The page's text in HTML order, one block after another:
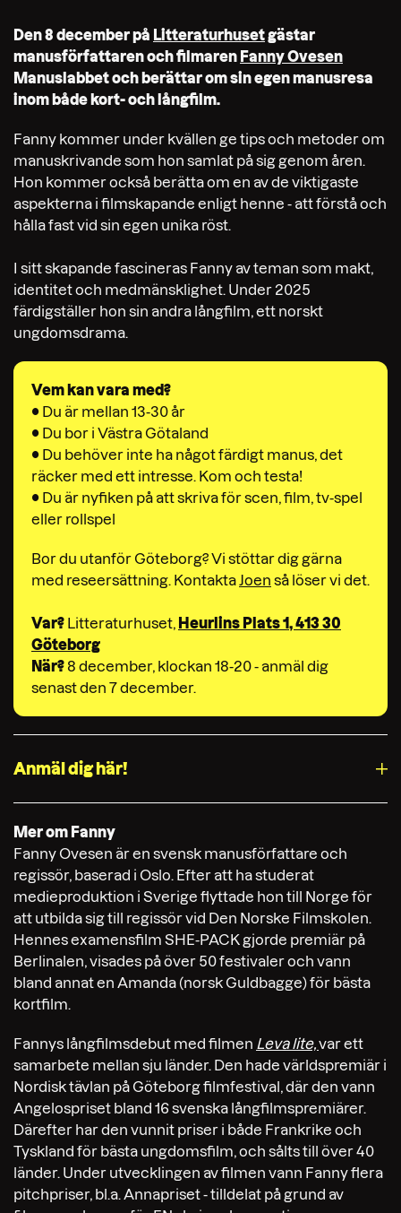
Den 8 december på Litteraturhusetgästar
manusförfattaren och filmaren Fanny Ovesen
Manuslabbet och berättar om sin egen manusresa
inom både kort- och långfilm.
Fanny kommer under kvällen ge tips och metoder om
manuskrivande som hon samlat på sig genom åren.
Hon kommer också berätta om en av de viktigaste
aspekterna i filmskapande enligt henne - att förstå och
hålla fast vid sin egen unika röst.
I sitt skapande fascineras Fanny av teman som makt,
identitet och medmänsklighet. Under 2025
färdigställer hon sin andra långfilm, ett norskt
ungdomsdrama.
Vem kan vara med?
• Du är mellan 13-30 år
• Du bor i Västra Götaland
• Du behöver inte ha något färdigt manus, det
räcker med ett intresse. Kom och testa!
• Du är nyfiken på att skriva för scen, film, tv-spel
eller rollspel
Bor du utanför Göteborg? Vi stöttar dig gärna
med reseersättning. KontaktaJoen så löser vi det.
Var? Litteraturhuset, Heurlins Plats 1, 413 30
Göteborg
När? 8 december, klockan 18-20 - anmäl dig
senast den 7 december.
Anmäl dig här!
Mer om Fanny
Fanny Ovesen är en svensk manusförfattare och
regissör, baserad i Oslo. Efter att ha studerat
medieproduktion i Sverige flyttade hon till Norge för
att utbilda sig till regissör vid Den Norske Filmskolen.
Hennes examensfilm SHE-PACK gjorde premiär på
Berlinalen, visades på över 50 festivaler och vann
bland annat en Amanda (norsk Guldbagge) för bästa
kortfilm.
Fannys långfilmsdebut med filmen Leva lite,var ett
samarbete mellan sju länder. Den hade världspremiär i
Nordisk tävlan på Göteborg filmfestival, där den vann
Angelospriset bland 16 svenska långfilmspremiärer.
Därefter har den vunnit priser i både Frankrike och
Tyskland för bästa ungdomsfilm, och sålts till över 40
länder. Under utvecklingen av filmen vann Fanny flera
pitchpriser, bl.a. Annapriset - tilldelat på grund av